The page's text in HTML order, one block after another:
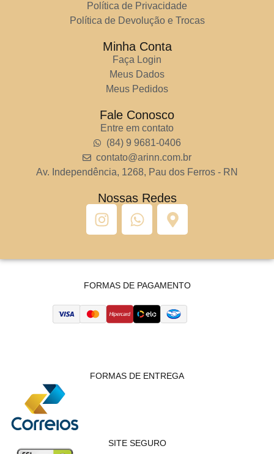
Política de Privacidade
Política de Devolução e Trocas
Minha Conta
Faça Login
Meus Dados
Meus Pedidos
Fale Conosco
Entre em contato
(84) 9 9681-0406
contato@arinn.com.br
Av. Independência, 1268, Pau dos Ferros - RN
Nossas Redes
FORMAS DE PAGAMENTO
FORMAS DE ENTREGA
SITE SEGURO